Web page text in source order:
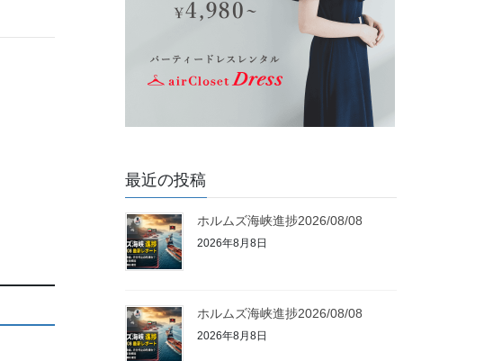
最近の投稿
ホルムズ海峡進捗2026/08/08
2026年8月8日
ホルムズ海峡進捗2026/08/08
2026年8月8日